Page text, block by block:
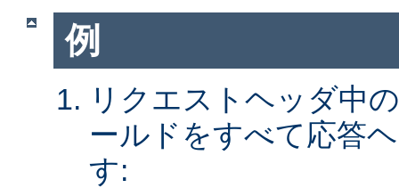
例
リクエストヘッダ中
ールドをすべて応答
す: